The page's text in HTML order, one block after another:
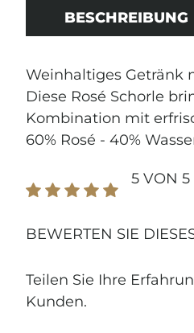
BESCHREIBUNG
Weinhaltiges Getränk
Diese Rosé Schorle
Kombination mit
60% Rosé - 40%
5 VON 5
BEWERTEN SIE
Teilen Sie Ihre
Kunden.